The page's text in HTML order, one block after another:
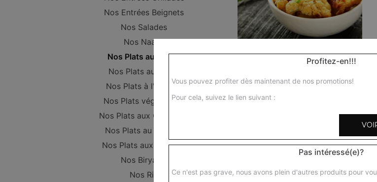
Nos Entrées Beignets
Nos Salades
Nos Naans
Nos Plats au Poulet
Nos Plats au Boeuf
Nos Plats à l'Agneau
Nos Plats végétariens
Nos Plats aux Crevettes
Nos Plats au Poisson
Nos Plats aux Gambas
Nos Biryanis
Nos Riz
Poulet curry
aromatisés au gingembre et à l'ail + 1
fraiche, épices + 1 potion de riz
Poulet karai
poivrons verts, gingembre,
Profitez-en!!!
Vous pouvez profiter dès maintenant de nos promotions!
Pour cela, suivez le lien suivant :
Pas intéressé(e)?
Ce n'est pas grave, nous avons plein d'autres produits pour